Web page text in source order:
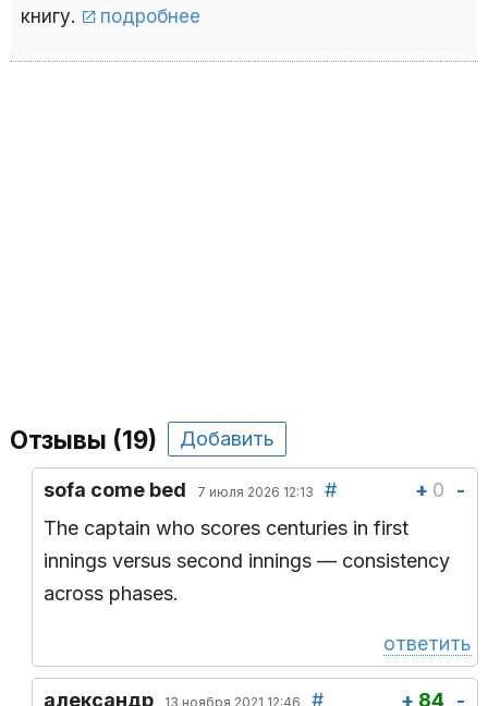
книгу.
подробнее
Отзывы (19) Добавить
sofa come bed 7 июля 2026 12:13 # + 0
-
The captain who scores centuries in first
innings versus second innings — consistency
across phases.
ответить
александр 13 ноября 2021 12:46 # + 84
-